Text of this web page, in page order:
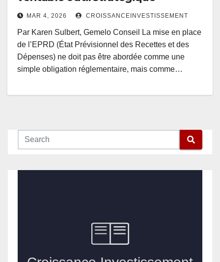
MAR 4, 2026 CROISSANCEINVESTISSEMENT
Par Karen Sulbert, Gemelo Conseil La mise en place
de l’EPRD (État Prévisionnel des Recettes et des
Dépenses) ne doit pas être abordée comme une
simple obligation réglementaire, mais comme…